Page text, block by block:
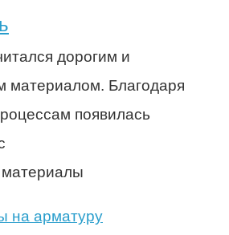
дорогим и
материалом. Благодаря
появилась
на арматуру